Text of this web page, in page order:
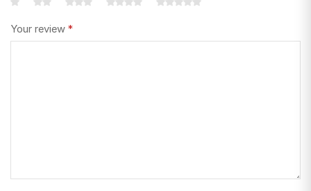
Your review *